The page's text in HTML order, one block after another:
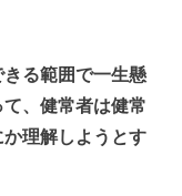
る範囲で一生懸
、健常者は健常
理解しようとす